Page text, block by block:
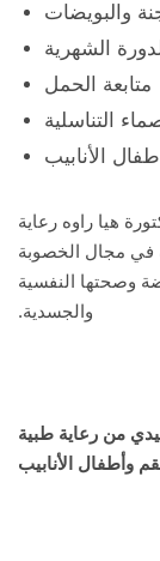
والبويضات
الشهرية
متابعة الحمل
التناسلية
الأنابيب
هيا راوه رعاية
في مجال الخصوبة
وصحتها النفسية
والجسدية.
من رعاية طبية